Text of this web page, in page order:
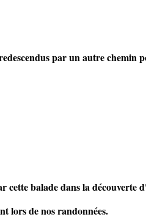
par un autre chemin
cette balade dans la
lors de nos randonnées.